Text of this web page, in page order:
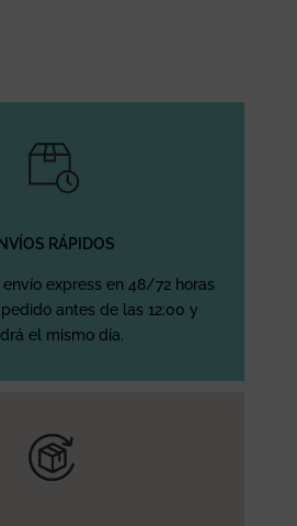
RÁPIDOS
express en 48/72 horas
antes de las 12:00 y
el mismo día.